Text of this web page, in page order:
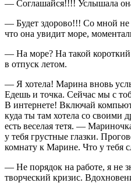
— Соглашайся!!!! Услышала
— Будет здорово!!! Со мной
что она увидит море,
— На море? На такой
в отпуск летом.
— Я хотела! Марина вновь
Едешь и точка. Сейчас мы с
В интернете! Включай
куда ты там хотела со своими
есть веселая тетя. —
у тебя грустные глазки.
комнату к Марине. Что у тебя
— Не порядок на работе, я не
творческий кризис.